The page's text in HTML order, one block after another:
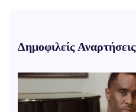
Δημοφιλείς Αναρτήσεις